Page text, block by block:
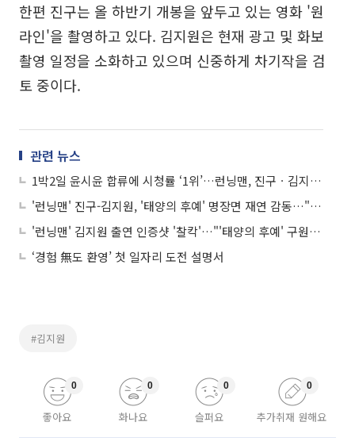
한편 진구는 올 하반기 개봉을 앞두고 있는 영화 '원
라인'을 촬영하고 있다. 김지원은 현재 광고 및 화보
촬영 일정을 소화하고 있으며 신중하게 차기작을 검
토 중이다.
관련 뉴스
1박2일 윤시윤 합류에 시청률 ‘1위’…런닝맨, 진구ㆍ김지원 등장 불구 ‘꼴찌’
'런닝맨' 진구-김지원, '태양의 후예' 명장면 재연 감동…"'구원커플' 영원하라!"
'런닝맨' 김지원 출연 인증샷 '찰칵'…"'태양의 후예' 구원커플 케미 여전하네~"
‘경험 無도 환영’ 첫 일자리 도전 설명서
#김지원
좋아요
0
화나요
0
슬퍼요
0
추가취재 원해요
0